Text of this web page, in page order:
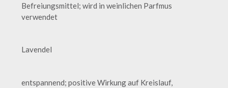
Befreiungsmittel; wird in weinlichen Parfmus
verwendet
Lavendel
entspannend; positive Wirkung auf Kreislauf,